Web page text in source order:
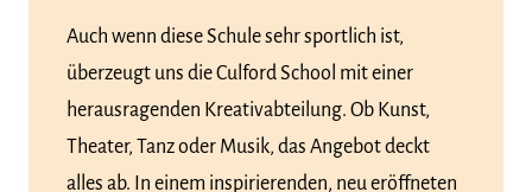
Auch wenn diese Schule sehr sportlich ist,
überzeugt uns die Culford School mit einer
herausragenden Kreativabteilung. Ob Kunst,
Theater, Tanz oder Musik, das Angebot deckt
alles ab. In einem inspirierenden, neu eröffneten